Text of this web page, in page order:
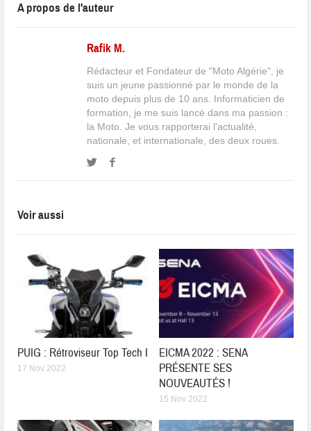
A propos de l'auteur
Rafik M.
Rédacteur et Fondateur de "Moto Algérie", je
suis un jeune passionné par le monde de la
moto depuis plus de 10 ans. Informaticien de
formation, je me suis lancé dans ma passion :
la Moto. Je vous rapporterai l'actualité,
nationale, et internationale, des deux roues.
Voir aussi
PUIG : Rétroviseur Top Tech I
17 Nov 2022
EICMA 2022 : SENA
PRÉSENTE SES
NOUVEAUTÉS !
15 Nov 2022